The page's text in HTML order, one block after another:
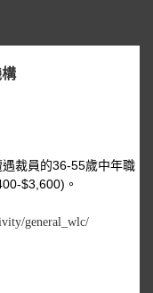
裁員的36-55歲中年職
$3,600)。
general_wlc/